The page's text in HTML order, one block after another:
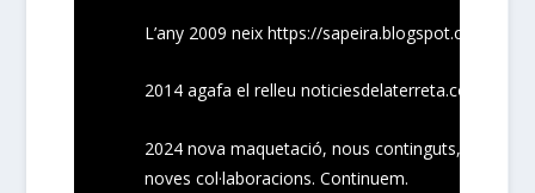
L’any 2009 neixhttps://sapeira.blogspot.com/
2014 agafa el relleu noticiesdelaterreta.com
2024nova maquetació, nouscontinguts,
novescol·laboracions. Continuem.